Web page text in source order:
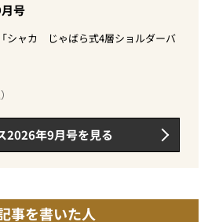
号
シャカ じゃばら式4層ショルダーバ
2026年9月号を見る
事を書いた人